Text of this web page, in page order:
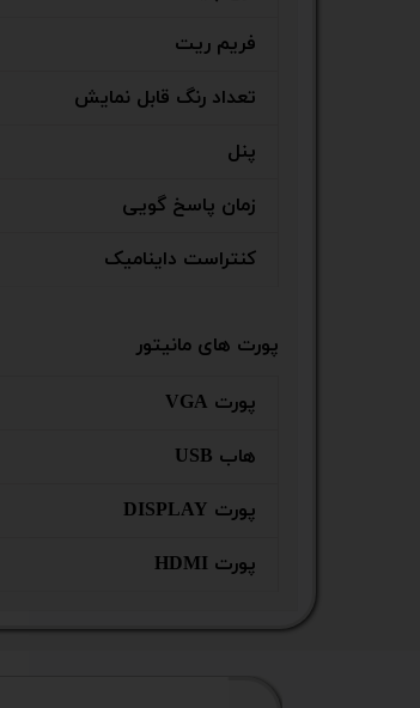
فریم ریت
تعداد رنگ قابل نمایش
پنل
زمان پاسخ گویی
کنتراست داینامیک
پورت های مانیتور
پورت VGA
هاب USB
پورت DISPLAY
پورت HDMI